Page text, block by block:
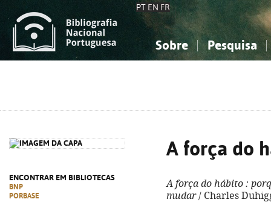
PT EN FR
Sobre Pesquisa
ENCONTRAR EM BIBLIOTECAS
BNP
PORBASE
A força do
A força do hábito :
mudar/ Charles